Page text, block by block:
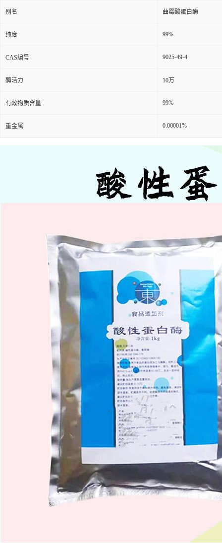
别名 曲霉酸蛋白酶
纯度 99%
CAS编号 9025-49-4
酶活力 10万
有效物质含量 99%
重金属 0.00001%